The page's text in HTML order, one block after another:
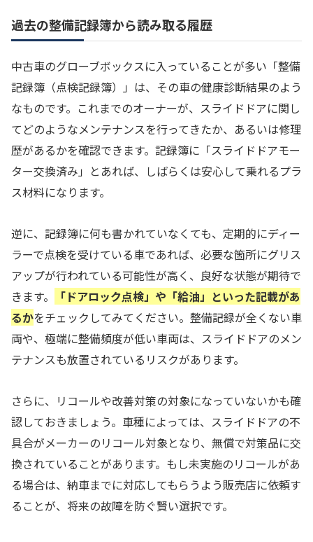
過去の整備記録簿から読み取る履歴
中古車のグローブボックスに入っていることが多い「整備
記録簿（点検記録簿）」は、その車の健康診断結果のよう
なものです。これまでのオーナーが、スライドドアに関し
てどのようなメンテナンスを行ってきたか、あるいは修理
歴があるかを確認できます。記録簿に「スライドドアモー
ター交換済み」とあれば、しばらくは安心して乗れるプラ
ス材料になります。
逆に、記録簿に何も書かれていなくても、定期的にディー
ラーで点検を受けている車であれば、必要な箇所にグリス
アップが行われている可能性が高く、良好な状態が期待で
きます。
「ドアロック点検」や「給油」といった記載があ
るかをチェックしてみてください。整備記録が全くない車
両や、極端に整備頻度が低い車両は、スライドドアのメン
テナンスも放置されているリスクがあります。
さらに、リコールや改善対策の対象になっていないかも確
認しておきましょう。車種によっては、スライドドアの不
具合がメーカーのリコール対象となり、無償で対策品に交
換されていることがあります。もし未実施のリコールがあ
る場合は、納車までに対応してもらうよう販売店に依頼す
ることが、将来の故障を防ぐ賢い選択です。